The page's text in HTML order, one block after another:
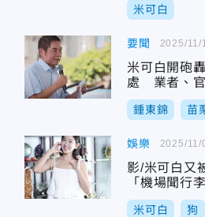
米可白
要聞
米可白開砲
處 業者、官
鍾東錦 苗
2025/11/
娛樂
影/米可白又
「機場聞行
米可白 狗
2025/11/